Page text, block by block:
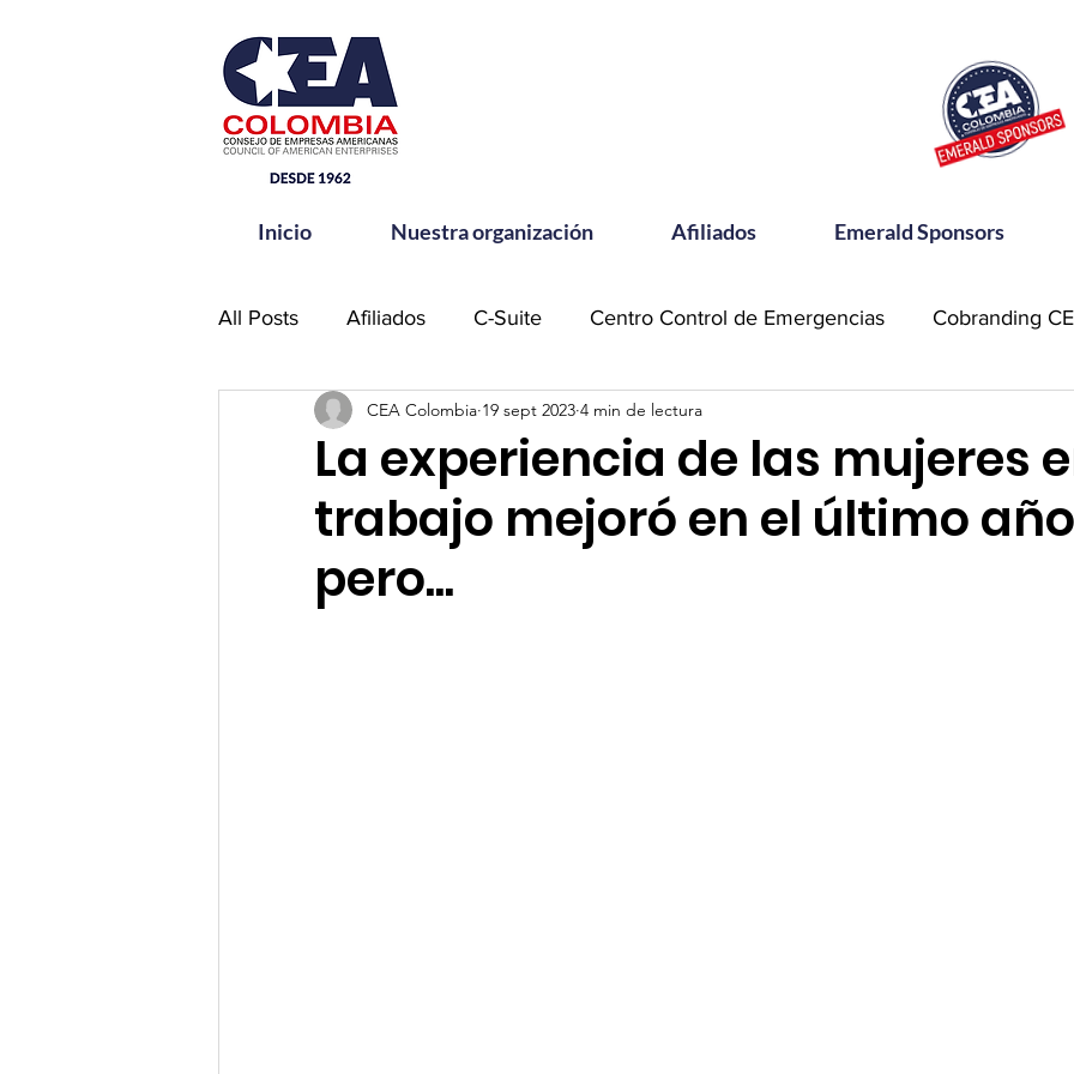
Inicio Nuestra organización Afiliados Emerald Sponsors
All Posts Afiliados C-Suite Centro Control de Emergencias Cobranding
Comité de Seguridad CEA-OSAC Community Meets
Hands for Change Networking CEA Power Talks Reconocimientos
Clima de Negocios
La experiencia de las mujeres
trabajo mejoró en el último
pero...
CEA Colombia 19 sept 2023 4 min de lectura